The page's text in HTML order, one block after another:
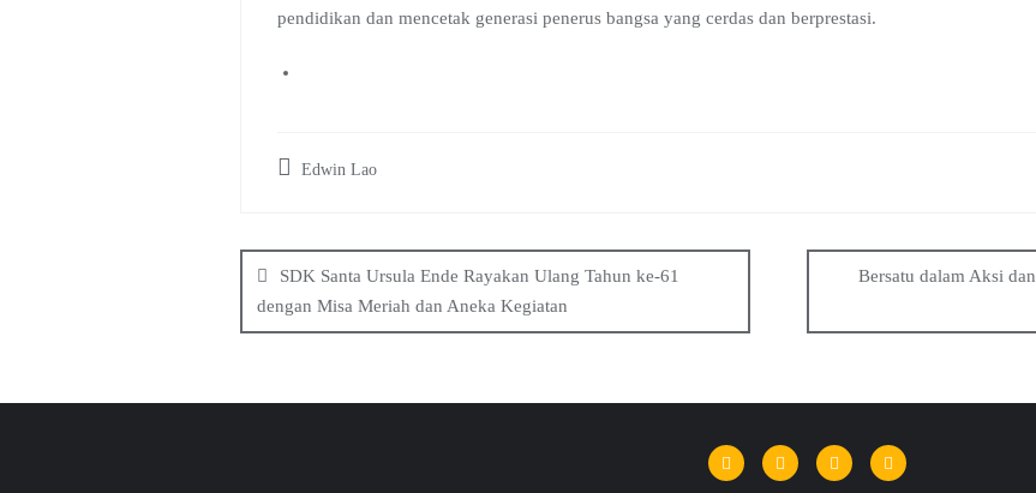
pendidikan dan mencetak generasi penerus bangsa yang cerdas dan berprestasi.
Edwin Lao
pos
SDK Santa Ursula Ende Rayakan Ulang Tahun ke-61
dengan Misa Meriah dan Aneka Kegiatan
Bersatu dalam Aksi